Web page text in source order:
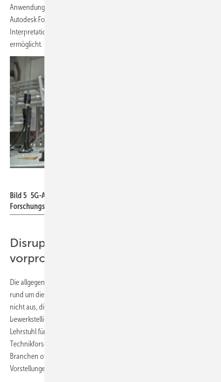
Anwendungsfälle für Baurobotik identifizieren und bieten mit
Autodesk Forge eine Cloud-basierende Technologieplattform, die die
Interpretation von BIM (
ermöglicht.
Bild 5 5G-Antenne für die Indoor-Kommunikation in den Robotics-
Forschungshallen an der RWTH Aachen.
Disruptive Veränderungen sind
vorprogrammiert
Die allgegenwärtige Umwandlung von analogen zu digitalen Formaten
rund um die Gewerke Bau, Ausbau und Gebäudetechnik reicht jedoch
nicht aus, die
bewerkstelligen, so Prof. Dr. Cordula Kropp, Universität Stuttgart,
Lehrstuhl für Soziologie mit Schwerpunkt Risiko- und
Technikforschung. So lägen die Schwerpunkte der einzelnen
Branchen oft weit auseinander, mit oftmals ganz unterschiedlichen
Vorstellungen und Zielen.